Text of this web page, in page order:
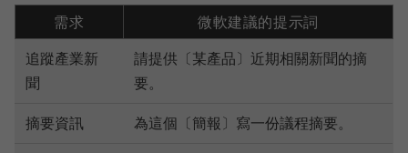
需求
微軟建議的提示詞
追蹤產業新
聞
請提供〔某產品〕近期相關新聞的摘
要。
摘要資訊
為這個〔簡報〕寫一份議程摘要。